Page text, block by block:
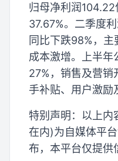
归母净利润
37.67%。二季度
同比下跌98%，
成本激增。上半年
27%，销售及营销
手补贴、用户激励
特别声明：以上内
在内)为自媒体平
布，本平台仅提供